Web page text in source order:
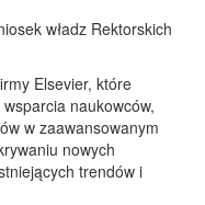
władz Rektorskich
Elsevier, które
naukowców,
w zaawansowanym
nowych
trendów i